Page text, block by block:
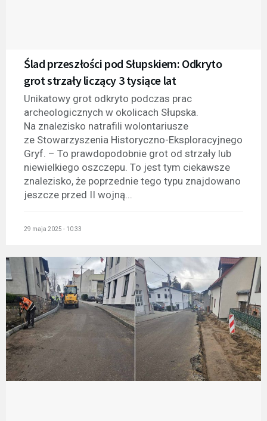
Ślad przeszłości pod Słupskiem: Odkryto
grot strzały liczący 3 tysiące lat
Unikatowy grot odkryto podczas prac
archeologicznych w okolicach Słupska.
Na znalezisko natrafili wolontariusze
ze Stowarzyszenia Historyczno-Eksploracyjnego
Gryf. – To prawdopodobnie grot od strzały lub
niewielkiego oszczepu. To jest tym ciekawsze
znalezisko, że poprzednie tego typu znajdowano
jeszcze przed II wojną...
29 maja 2025 - 10:33